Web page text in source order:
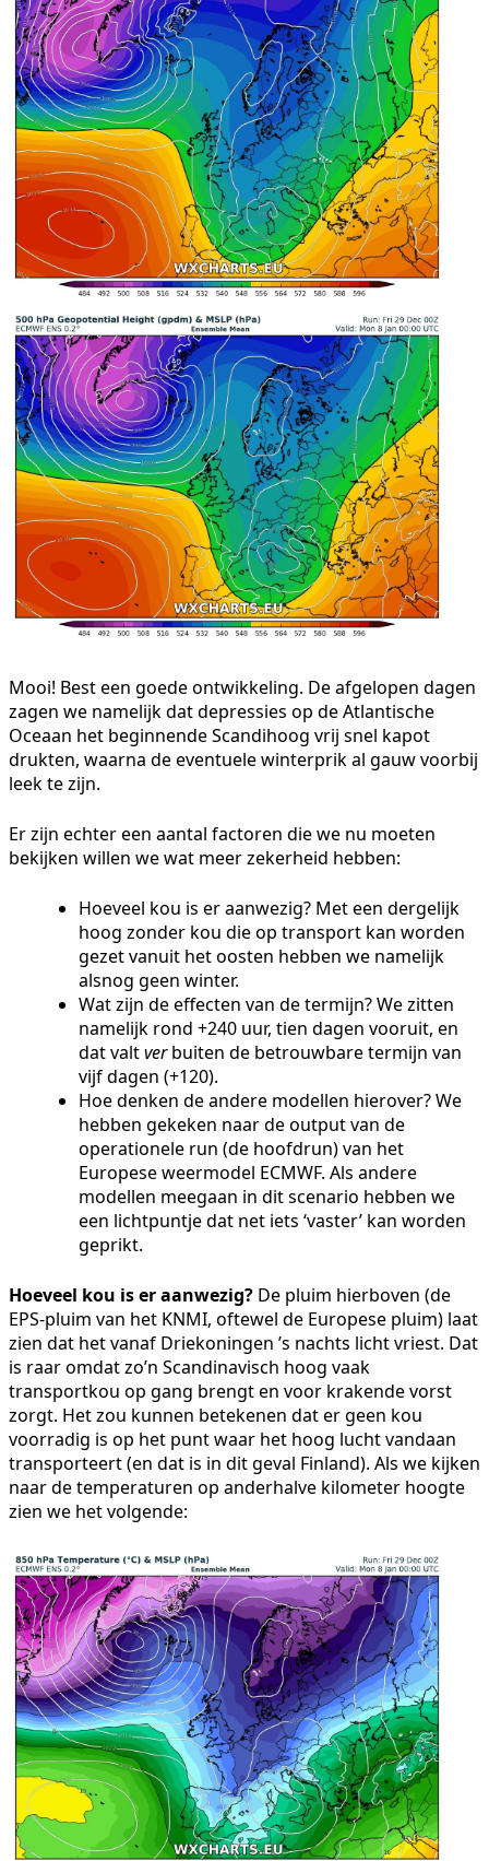
Mooi! Best een goede ontwikkeling. De afgelopen dagen
zagen we namelijk dat depressies op de Atlantische
Oceaan het beginnende Scandihoog vrij snel kapot
drukten, waarna de eventuele winterprik al gauw voorbij
leek te zijn.
Er zijn echter een aantal factoren die we nu moeten
bekijken willen we wat meer zekerheid hebben:
Hoeveel kou is er aanwezig? Met een dergelijk
hoog zonder kou die op transport kan worden
gezet vanuit het oosten hebben we namelijk
alsnog geen winter.
Wat zijn de effecten van de termijn? We zitten
namelijk rond +240 uur, tien dagen vooruit, en
dat valtverbuiten de betrouwbare termijn van
vijf dagen (+120).
Hoe denken de andere modellen hierover? We
hebben gekeken naar de output van de
operationele run (de hoofdrun) van het
Europese weermodel ECMWF. Als andere
modellen meegaan in dit scenario hebben we
een lichtpuntje dat net iets ‘vaster’ kan worden
geprikt.
Hoeveel kou is er aanwezig? De pluim hierboven (de
EPS-pluim van het KNMI, oftewel de Europese pluim) laat
zien dat het vanaf Driekoningen ’s nachts licht vriest. Dat
is raar omdat zo’n Scandinavisch hoog vaak
transportkou op gang brengt en voor krakende vorst
zorgt. Het zou kunnen betekenen dat er geen kou
voorradig is op het punt waar het hoog lucht vandaan
transporteert (en dat is in dit geval Finland). Als we kijken
naar de temperaturen op anderhalve kilometer hoogte
zien we het volgende: